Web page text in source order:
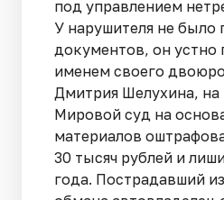
под управлением
У нарушителя не было
документов, он устно
именем своего
Дмитрия Шелухина,
Мировой суд на
материалов
30 тысяч рублей и
года. Пострадавший